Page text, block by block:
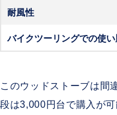
耐風性
バイクツーリングでの使
このウッドストーブは間
段は3,000円台で購入が